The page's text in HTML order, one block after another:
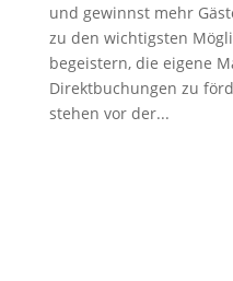
und gewinnst mehr
zu den wichtigsten
begeistern, die eigene
Direktbuchungen zu
stehen vor der...